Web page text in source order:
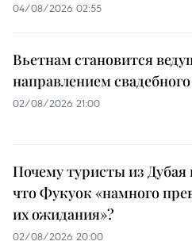
04/08/2026 02:55
Вьетнам становится
направлением
02/08/2026 21:00
Почему туристы из Дубая
что Фукуок «намного
их ожидания»?
02/08/2026 20:00